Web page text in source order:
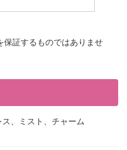
証するものではありませ
、ミスト、チャーム